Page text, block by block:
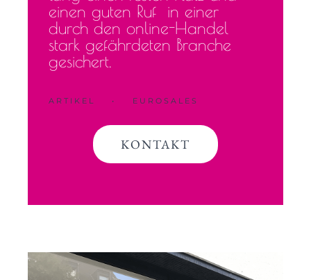
einen guten Ruf in einer
durch den online-Handel
stark gefährdeten Branche
gesichert.
ARTIKEL • EUROSALES
KONTAKT